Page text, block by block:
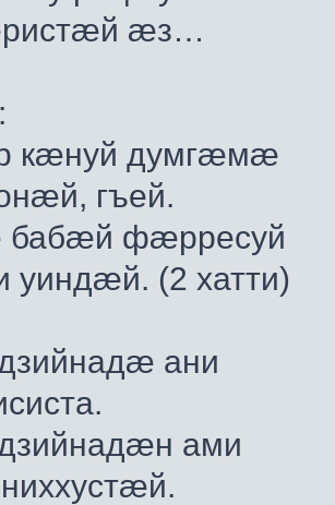
æз…
кæнуй думгæмæ
гъей.
фæрресуй
уиндæй. (2 хатти)
ани
ами